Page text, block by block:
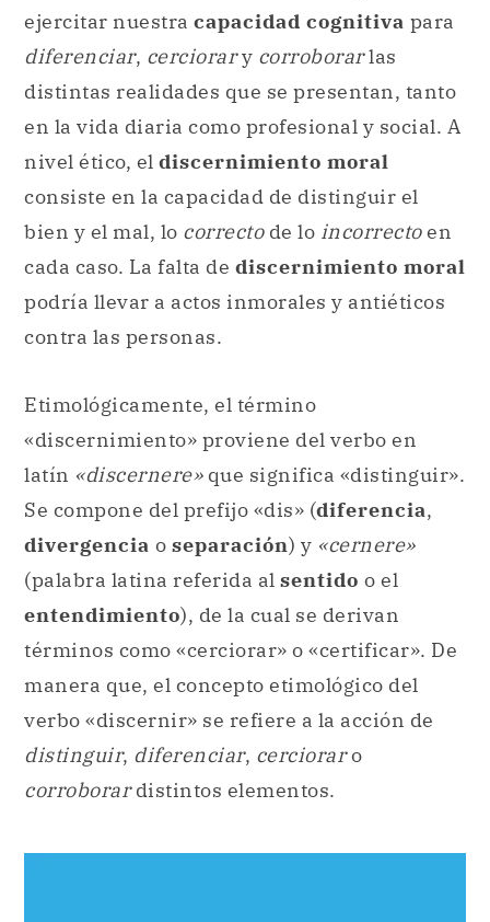
ejercitar nuestra capacidad cognitiva para
diferenciar, cerciorary corroborarlas
distintas realidades que se presentan, tanto
en la vida diaria como profesional y social. A
nivel ético, el discernimiento moral
consiste en la capacidad de distinguir el
bien y el mal, lo correcto de lo incorrectoen
cada caso. La falta de discernimiento moral
podría llevar a actos inmorales y antiéticos
contra las personas.
Etimológicamente, el término
«discernimiento» proviene del verbo en
latín «discernere»que significa «distinguir».
Se compone del prefijo «dis» (diferencia,
divergencia o separación) y «cernere»
(palabra latina referida al sentido o el
entendimiento), de la cual se derivan
términos como «cerciorar» o «certificar». De
manera que, el concepto etimológico del
verbo «discernir» se refiere a la acción de
distinguir, diferenciar, cercioraro
corroborardistintos elementos.